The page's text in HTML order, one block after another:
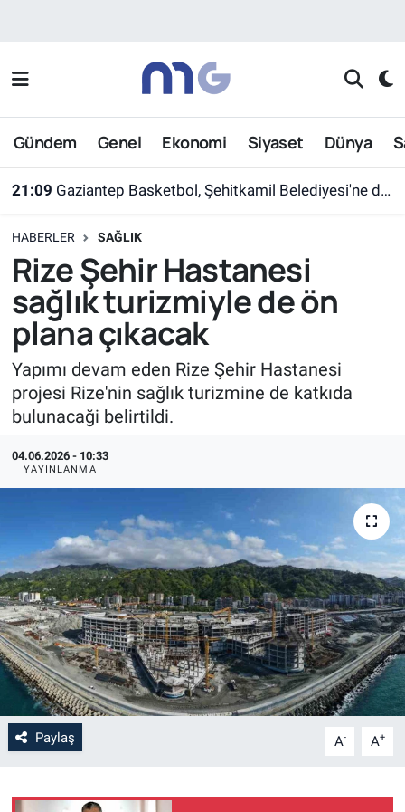
Gündem Genel Ekonomi Siyaset Dünya
21:09 Gaziantep Basketbol, Şehitkamil Belediyesi'ne devredildi
HABERLER SAĞLIK
Rize Şehir Hastanesi
sağlık turizmiyle de ön
plana çıkacak
Yapımı devam eden Rize Şehir Hastanesi
projesi Rize'nin sağlık turizmine de katkıda
bulunacaği belirtildi.
04.06.2026 - 10:33
YAYINLANMA
Paylaş A- A+
Nöbetçi Eczaneler
Hava Durumu
Süper Lig Puan Durumu ve Fikstür
Tüm Manşetler
Son Dakika Haberleri
Haber Arşivi